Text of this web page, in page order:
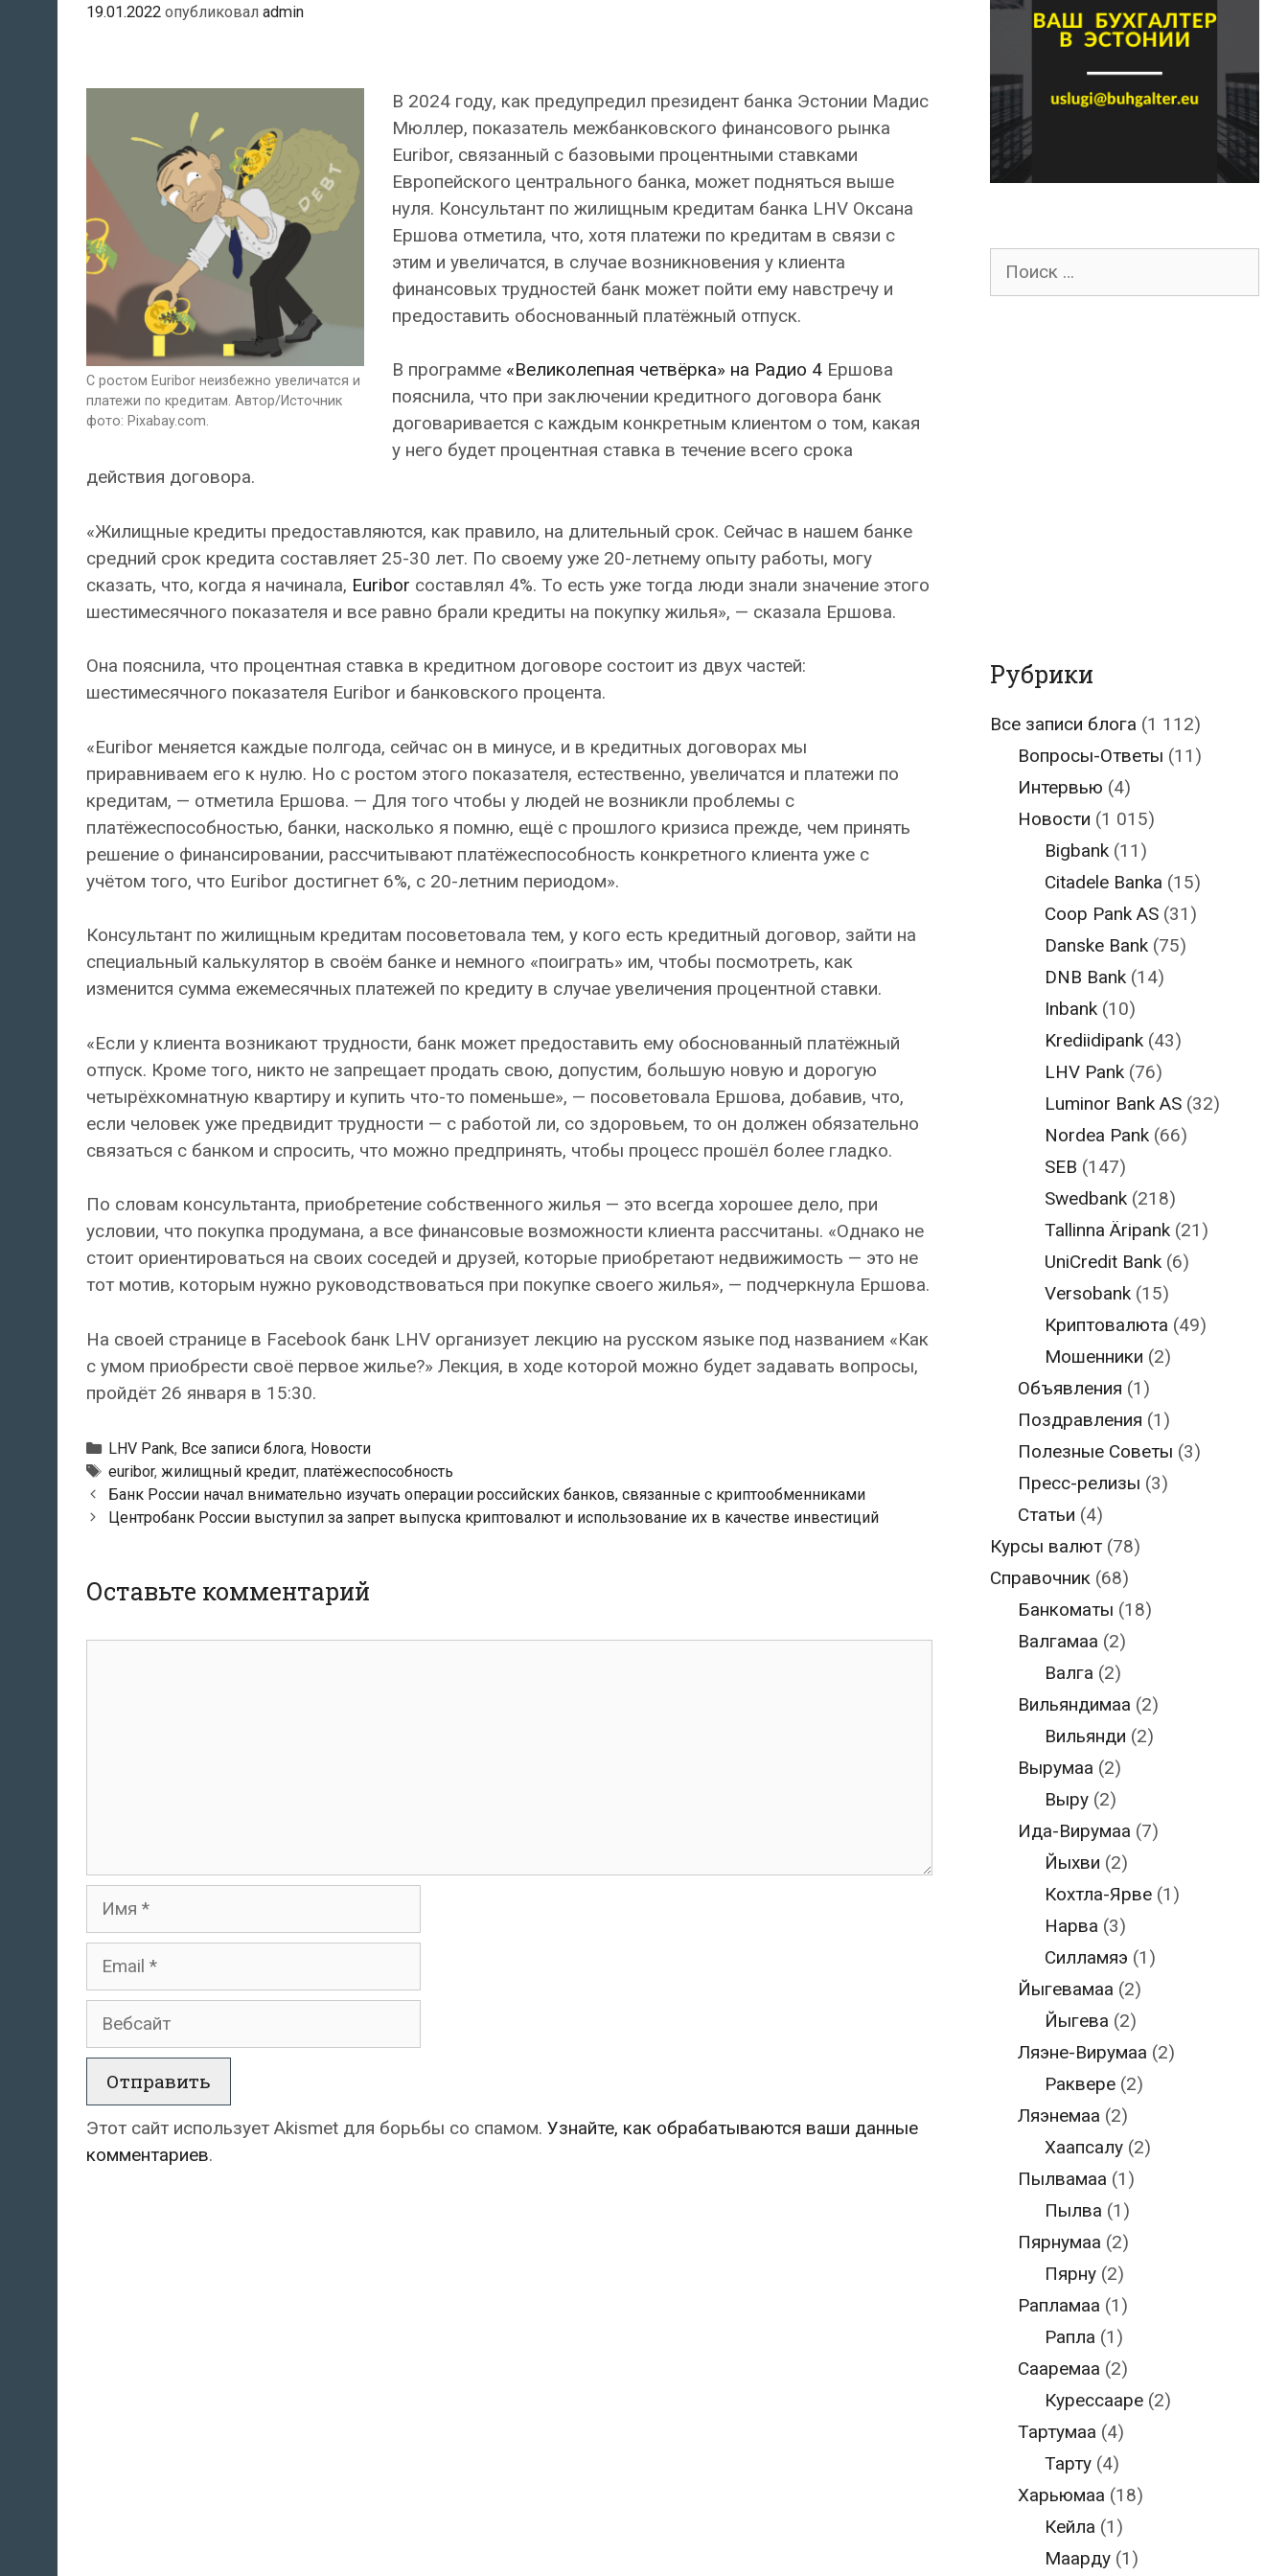
19.01.2022 опубликовал admin
С ростом Euribor неизбежно увеличатся и
платежи по кредитам. Автор/Источник
фото: Pixabay.com.
В 2024 году, как предупредил президент банка Эстонии Мадис
Мюллер, показатель межбанковского финансового рынка
Euribor, связанный с базовыми процентными ставками
Европейского центрального банка, может подняться выше
нуля. Консультант по жилищным кредитам банка LHV Оксана
Ершова отметила, что, хотя платежи по кредитам в связи с
этим и увеличатся, в случае возникновения у клиента
финансовых трудностей банк может пойти ему навстречу и
предоставить обоснованный платёжный отпуск.
В программе «Великолепная четвёрка» на Радио 4Ершова
пояснила, что при заключении кредитного договора банк
договаривается с каждым конкретным клиентом о том, какая
у него будет процентная ставка в течение всего срока
действия договора.
«Жилищные кредиты предоставляются, как правило, на длительный срок. Сейчас в нашем банке
средний срок кредита составляет 25-30 лет. По своему уже 20-летнему опыту работы, могу
сказать, что, когда я начинала, Euribor составлял 4%. То есть уже тогда люди знали значение этого
шестимесячного показателя и все равно брали кредиты на покупку жилья», — сказала Ершова.
Она пояснила, что процентная ставка в кредитном договоре состоит из двух частей:
шестимесячного показателя Euribor и банковского процента.
«Euribor меняется каждые полгода, сейчас он в минусе, и в кредитных договорах мы
приравниваем его к нулю. Но с ростом этого показателя, естественно, увеличатся и платежи по
кредитам, — отметила Ершова. — Для того чтобы у людей не возникли проблемы с
платёжеспособностью, банки, насколько я помню, ещё с прошлого кризиса прежде, чем принять
решение о финансировании, рассчитывают платёжеспособность конкретного клиента уже с
учётом того, что Euribor достигнет 6%, с 20-летним периодом».
Консультант по жилищным кредитам посоветовала тем, у кого есть кредитный договор, зайти на
специальный калькулятор в своём банке и немного «поиграть» им, чтобы посмотреть, как
изменится сумма ежемесячных платежей по кредиту в случае увеличения процентной ставки.
«Если у клиента возникают трудности, банк может предоставить ему обоснованный платёжный
отпуск. Кроме того, никто не запрещает продать свою, допустим, большую новую и дорогую
четырёхкомнатную квартиру и купить что-то поменьше», — посоветовала Ершова, добавив, что,
если человек уже предвидит трудности — с работой ли, со здоровьем, то он должен обязательно
связаться с банком и спросить, что можно предпринять, чтобы процесс прошёл более гладко.
По словам консультанта, приобретение собственного жилья — это всегда хорошее дело, при
условии, что покупка продумана, а все финансовые возможности клиента рассчитаны. «Однако не
стоит ориентироваться на своих соседей и друзей, которые приобретают недвижимость — это не
тот мотив, которым нужно руководствоваться при покупке своего жилья», — подчеркнула Ершова.
На своей странице в Facebook банк LHV организует лекцию на русском языке под названием «Как
с умом приобрести своё первое жилье?» Лекция, в ходе которой можно будет задавать вопросы,
пройдёт 26 января в 15:30.
Рубрики
LHV Pank, Все записи блога, Новости
Тэги
euribor, жилищный кредит, платёжеспособность
Навигация
по
Банк России начал внимательно изучать операции российских банков, связанные с криптообменниками
Центробанк России выступил за запрет выпуска криптовалют и использование их в качестве инвестиций
Оставьте комментарий
Имя
Email
Вебсайт
Этот сайт использует Akismet для борьбы со спамом. Узнайте, как обрабатываются ваши данные
комментариев.
Поиск
Рубрики
Все записи блога (1 112)
Вопросы-Ответы (11)
Интервью (4)
Новости (1 015)
Bigbank (11)
Citadele Banka (15)
Coop Pank AS (31)
Danske Bank (75)
DNB Bank (14)
Inbank (10)
Krediidipank (43)
LHV Pank (76)
Luminor Bank AS (32)
Nordea Pank (66)
SEB (147)
Swedbank (218)
Tallinna Äripank (21)
UniCredit Bank (6)
Versobank (15)
Криптовалюта (49)
Мошенники (2)
Объявления (1)
Поздравления (1)
Полезные Советы (3)
Пресс-релизы (3)
Статьи (4)
Курсы валют (78)
Справочник (68)
Банкоматы (18)
Валгамаа (2)
Валга (2)
Вильяндимаа (2)
Вильянди (2)
Вырумаа (2)
Выру (2)
Ида-Вирумаа (7)
Йыхви (2)
Кохтла-Ярве (1)
Нарва (3)
Силламяэ (1)
Йыгевамаа (2)
Йыгева (2)
Ляэне-Вирумаа (2)
Раквере (2)
Ляэнемаа (2)
Хаапсалу (2)
Пылвамаа (1)
Пылва (1)
Пярнумаа (2)
Пярну (2)
Рапламаа (1)
Рапла (1)
Сааремаа (2)
Курессааре (2)
Тартумаа (4)
Тарту (4)
Харьюмаа (18)
Кейла (1)
Маарду (1)